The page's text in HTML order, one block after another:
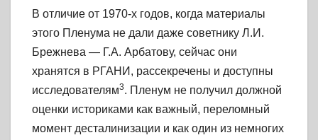
В отличие от 1970-х годов, когда материалы
этого Пленума не дали даже советнику Л.И.
Брежнева — Г.А. Арбатову, сейчас они
хранятся в РГАНИ, рассекречены и доступны
исследователям3. Пленум не получил должной
оценки историками как важный, переломный
момент десталинизации и как один из немногих